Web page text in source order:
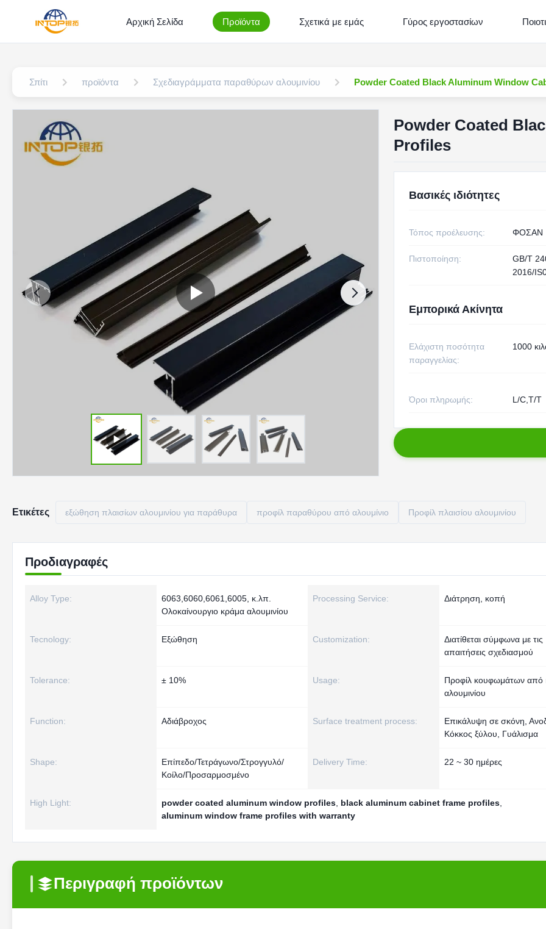
Αρχική Σελίδα Προϊόντα Σχετικά με εμάς Γύρος εργοστασίων
Σπίτι προϊόντα Σχεδιαγράμματα παραθύρων αλουμινίου Powder Coated Black Aluminum Window
Powder Coated
Profiles
Βασικές ιδιότητες
Τόπος προέλευσης: ΦΟΣΑΝ
Πιστοποίηση:
GB/T
2016/
Εμπορικά Ακίνητα
Ελάχιστη ποσότητα
παραγγελίας:
1000
Όροι πληρωμής: L/C,T/T
Ετικέτες εξώθηση πλαισίων αλουμινίου για παράθυρα προφίλ παραθύρου από αλουμίνιο Προφίλ πλαισίου αλουμινίου
Προδιαγραφές
Alloy Type:
6063,6060,6061,6005, κ.λπ.
Ολοκαίνουργιο κράμα αλουμινίου
Processing Service: Διάτρηση, κοπή
Tecnology: Εξώθηση Customization:
Διατίθεται σύμφωνα με τις
απαιτήσεις σχεδιασμού
Tolerance: ± 10% Usage:
Προφίλ κουφωμάτων από
αλουμινίου
Function: Αδιάβροχος Surface treatment process:
Επικάλυψη σε σκόνη,
Κόκκος ξύλου, Γυάλισμα
Shape:
Επίπεδο/Τετράγωνο/Στρογγυλό/
Κοίλο/Προσαρμοσμένο
Delivery Time: 22 ~ 30 ημέρες
High Light: powder coated aluminum window profiles black aluminum cabinet frame profiles
aluminum window frame profiles with warranty
Περιγραφή προϊόντων